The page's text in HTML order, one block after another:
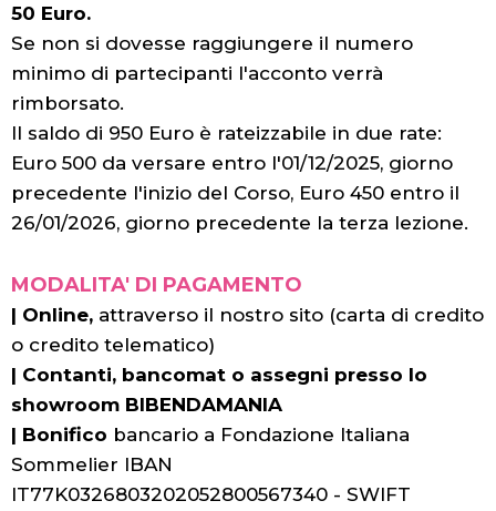
50 Euro.
Se non si dovesse raggiungere il numero
minimo di partecipanti l'acconto verrà
rimborsato.
Il saldo di 950 Euro è rateizzabile in due rate:
Euro 500 da versare entro l'01/12/2025, giorno
precedente l'inizio del Corso, Euro 450 entro il
26/01/2026, giorno precedente la terza lezione.
MODALITA' DI PAGAMENTO
| Online, attraverso il nostro sito (carta di credito
o credito telematico)
| Contanti, bancomat o assegni presso lo
showroom BIBENDAMANIA
| Bonifico bancario a Fondazione Italiana
Sommelier IBAN
IT77K0326803202052800567340 - SWIFT